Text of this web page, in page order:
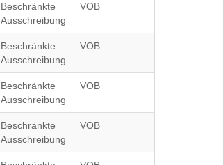
Beschränkte
Ausschreibung
VOB
Beschränkte
Ausschreibung
VOB
Beschränkte
Ausschreibung
VOB
Beschränkte
Ausschreibung
VOB